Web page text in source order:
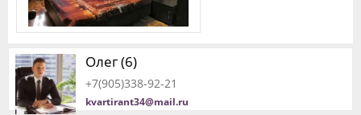
Олег (6)
+7(905)338-92-21
kvartirant34@mail.ru